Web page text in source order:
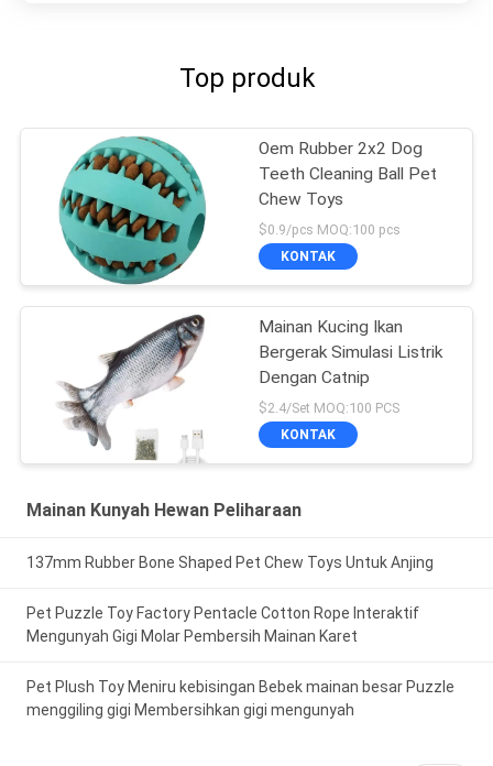
Top produk
Oem Rubber 2x2 Dog
Teeth Cleaning Ball Pet
Chew Toys
$0.9/pcs MOQ:100 pcs
KONTAK
Mainan Kucing Ikan
Bergerak Simulasi Listrik
Dengan Catnip
$2.4/Set MOQ:100 PCS
KONTAK
Mainan Kunyah Hewan Peliharaan
137mm Rubber Bone Shaped Pet Chew Toys Untuk Anjing
Pet Puzzle Toy Factory Pentacle Cotton Rope Interaktif
Mengunyah Gigi Molar Pembersih Mainan Karet
Pet Plush Toy Meniru kebisingan Bebek mainan besar Puzzle
menggiling gigi Membersihkan gigi mengunyah